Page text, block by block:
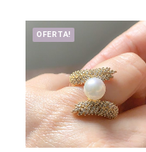
OFERTA!